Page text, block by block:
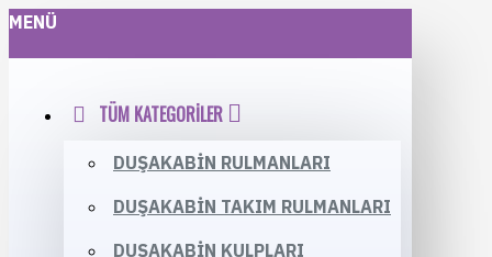
MENÜ
TÜM KATEGORILER
DUŞAKABIN RULMANLARI
DUŞAKABIN TAKIM RULMANLARI
DUŞAKABIN KULPLARI